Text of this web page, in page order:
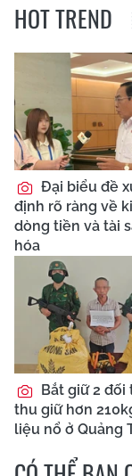
HOT TREND
Đại biểu đề
định rõ ràng về
dòng tiền và tài
hóa
Bắt giữ 2 đối
thu giữ hơn
liệu nổ ở Quảng